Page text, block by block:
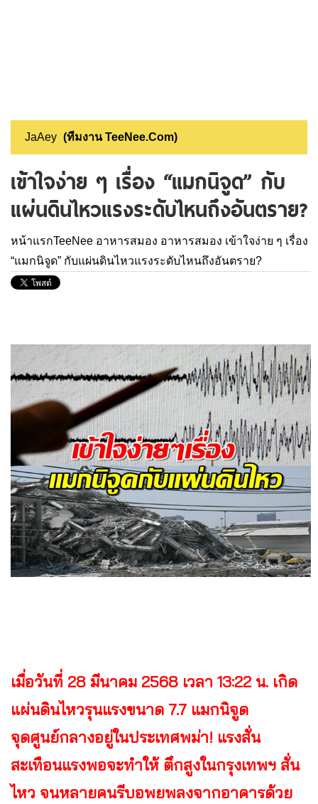
JaAey (ทีมงาน TeeNee.Com)
เข้าใจง่าย ๆ เรื่อง “แมกนิจูด” กับ
แผ่นดินไหวแรงระดับไหนถึงอันตราย?
หน้าแรกTeeNee อาหารสมอง อาหารสมอง เข้าใจง่าย ๆ เรื่อง
“แมกนิจูด” กับแผ่นดินไหวแรงระดับไหนถึงอันตราย?
เมื่อวันที่ 28 มีนาคม 2568 เวลา 13:22 น. เกิด
แผ่นดินไหวรุนแรงขนาด 7.7 แมกนิจูด
จุดศูนย์กลางอยู่ในประเทศพม่า! แรงสั่น
สะเทือนแรงพอจะทำให้ ตึกสูงในกรุงเทพฯ สั่น
ไหว จนหลายคนรีบอพยพลงจากอาคารด้วย